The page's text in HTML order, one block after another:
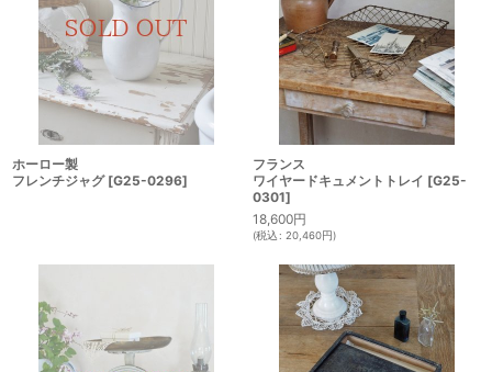
ホーロー製
フレンチジャグ [G25-0296]
フランス
ワイヤードキュメントトレイ [G25-
0301]
18,600円
(税込: 20,460円)